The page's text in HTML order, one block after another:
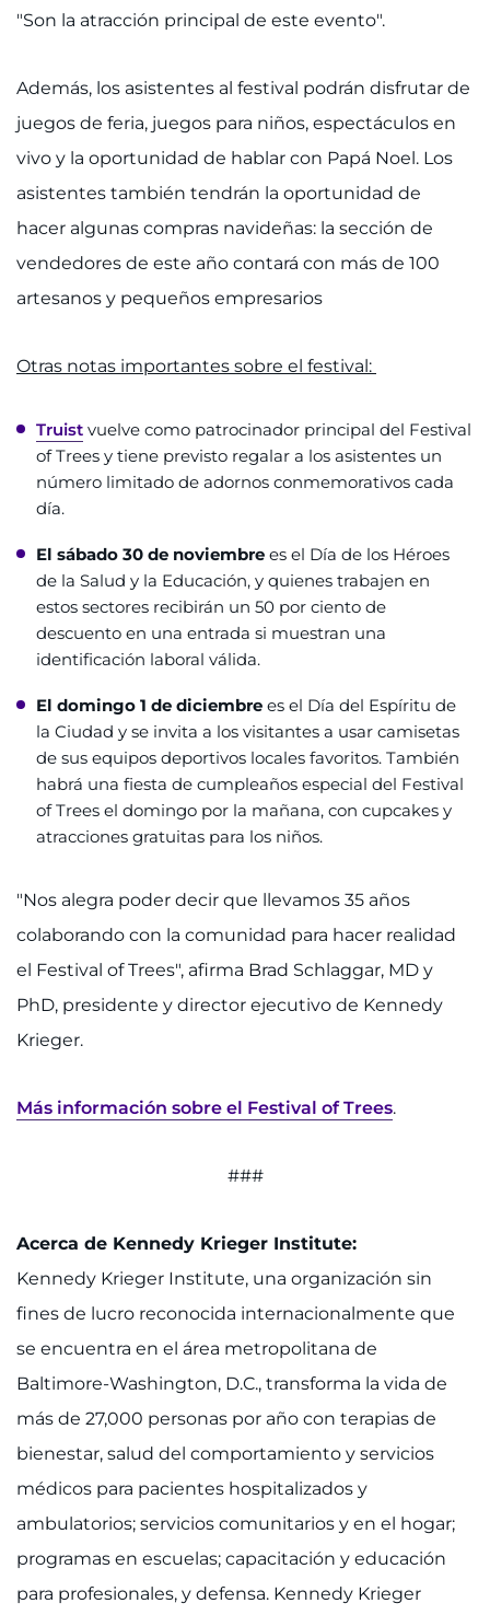
"Son la atracción principal de este evento".
Además, los asistentes al festival podrán disfrutar de
juegos de feria, juegos para niños, espectáculos en
vivo y la oportunidad de hablar con Papá Noel. Los
asistentes también tendrán la oportunidad de
hacer algunas compras navideñas: la sección de
vendedores de este año contará con más de 100
artesanos y pequeños empresarios
Otras notas importantes sobre el festival:
Truist vuelve como patrocinador principal del Festival
of Trees y tiene previsto regalar a los asistentes un
número limitado de adornos conmemorativos cada
día.
El sábado 30 de noviembre es el Día de los Héroes
de la Salud y la Educación, y quienes trabajen en
estos sectores recibirán un 50 por ciento de
descuento en una entrada si muestran una
identificación laboral válida.
El domingo 1 de diciembre es el Día del Espíritu de
la Ciudad y se invita a los visitantes a usar camisetas
de sus equipos deportivos locales favoritos. También
habrá una fiesta de cumpleaños especial del Festival
of Trees el domingo por la mañana, con cupcakes y
atracciones gratuitas para los niños.
"Nos alegra poder decir que llevamos 35 años
colaborando con la comunidad para hacer realidad
el Festival of Trees", afirma Brad Schlaggar, MD y
PhD, presidente y director ejecutivo de Kennedy
Krieger.
Más información sobre el Festival of Trees.
###
Acerca de Kennedy Krieger Institute:
Kennedy Krieger Institute, una organización sin
fines de lucro reconocida internacionalmente que
se encuentra en el área metropolitana de
Baltimore-Washington, D.C., transforma la vida de
más de 27,000 personas por año con terapias de
bienestar, salud del comportamiento y servicios
médicos para pacientes hospitalizados y
ambulatorios; servicios comunitarios y en el hogar;
programas en escuelas; capacitación y educación
para profesionales, y defensa. Kennedy Krieger